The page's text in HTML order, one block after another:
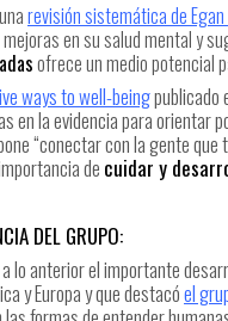
revisión sistemática de
en su salud mental y
ofrece un medio potencial
ways to well-beingpublicado
en la evidencia para orientar
“conectar con la gente
decuidar y
DEL GRUPO:
lo anterior el importante
y Europa y que destacóel